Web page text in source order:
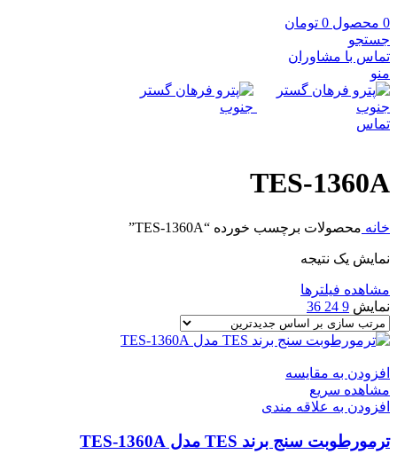
0 محصول 0 تومان
جستجو
تماس با مشاوران
منو
تماس
TES-1360A
خانه محصولات برچسب خورده “TES-1360A”
نمایش یک نتیجه
مشاهده فیلترها
نمایش 9
24
36
افزودن به مقایسه
مشاهده سریع
افزودن به علاقه مندی
ترمورطوبت سنج برند TES مدل TES-1360A